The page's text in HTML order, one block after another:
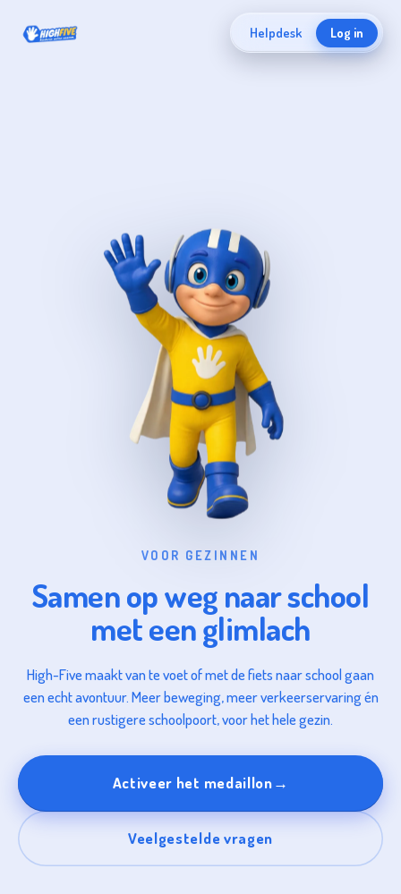
Helpdesk Log in
VOOR GEZINNEN
Samen op weg naar school
met een glimlach
High-Five maakt van te voet of met de fiets naar school gaan
een echt avontuur. Meer beweging, meer verkeerservaring én
een rustigere schoolpoort, voor het hele gezin.
Activeer het medaillon→
Veelgestelde vragen